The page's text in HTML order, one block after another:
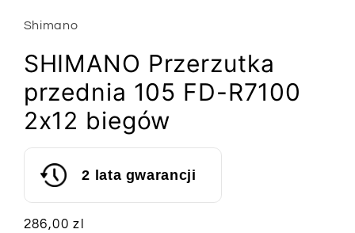
Shimano
SHIMANO Przerzutka
przednia 105 FD-R7100
2x12 biegów
2 lata gwarancji
Cena
286,00 zl